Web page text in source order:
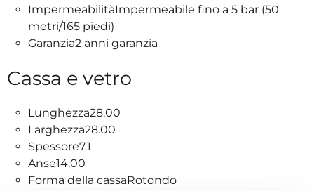
ImpermeabilitàImpermeabile fino a 5 bar (50
metri/165 piedi)
Garanzia2 anni garanzia
Cassa e vetro
Lunghezza28.00
Larghezza28.00
Spessore7.1
Anse14.00
Forma della cassaRotondo